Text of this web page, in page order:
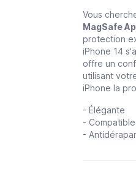
Vous
MagSafe
protection
iPhone 14
offre un
utilisant
iPhone la
- Élégante
-
-